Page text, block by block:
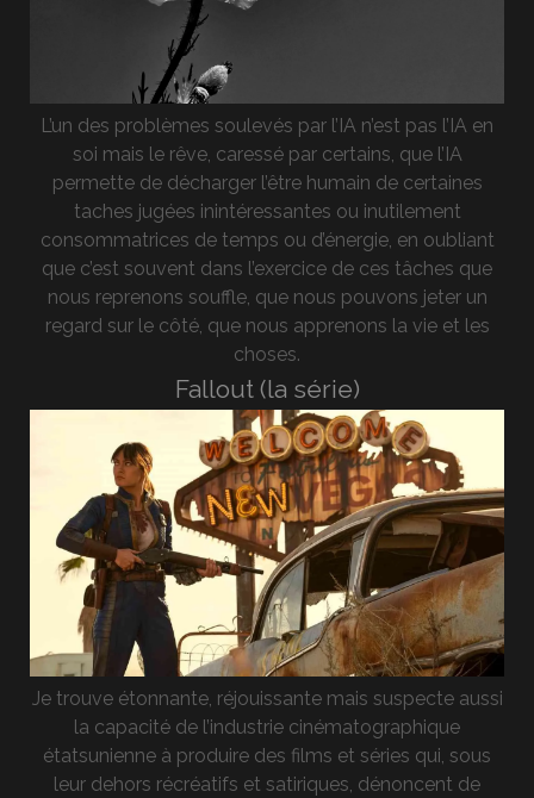
L’un des problèmes soulevés par l’IA n’est pas l’IA en
soi mais le rêve, caressé par certains, que l’IA
permette de décharger l’être humain de certaines
taches jugées inintéressantes ou inutilement
consommatrices de temps ou d’énergie, en oubliant
que c’est souvent dans l’exercice de ces tâches que
nous reprenons souffle, que nous pouvons jeter un
regard sur le côté, que nous apprenons la vie et les
choses.
Fallout (la série)
Je trouve étonnante, réjouissante mais suspecte aussi
la capacité de l’industrie cinématographique
étatsunienne à produire des films et séries qui, sous
leur dehors récréatifs et satiriques, dénoncent de